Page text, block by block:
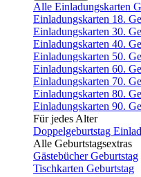
Alle Einladungskarten
Einladungskarten 18.
Einladungskarten 30.
Einladungskarten 40.
Einladungskarten 50.
Einladungskarten 60.
Einladungskarten 70.
Einladungskarten 80.
Einladungskarten 90.
Für jedes Alter
Doppelgeburtstag
Alle Geburtstagsextras
Gästebücher Geburtstag
Tischkarten Geburtstag